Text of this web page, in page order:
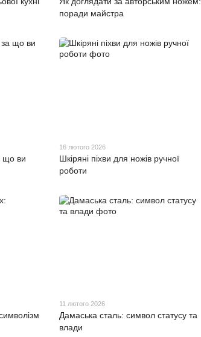
поради майстра
що ви
16 лютого 2026
Шкіряні піхви для ножів ручної
роботи
11 лютого 2026
Дамаська сталь: символ статусу та
влади